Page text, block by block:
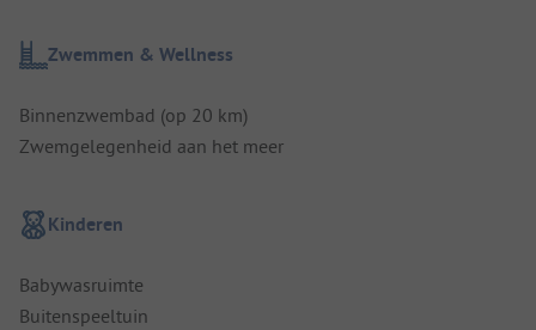
Zwemmen & Wellness
Binnenzwembad (op 20 km)
Zwemgelegenheid aan het meer
Kinderen
Babywasruimte
Buitenspeeltuin